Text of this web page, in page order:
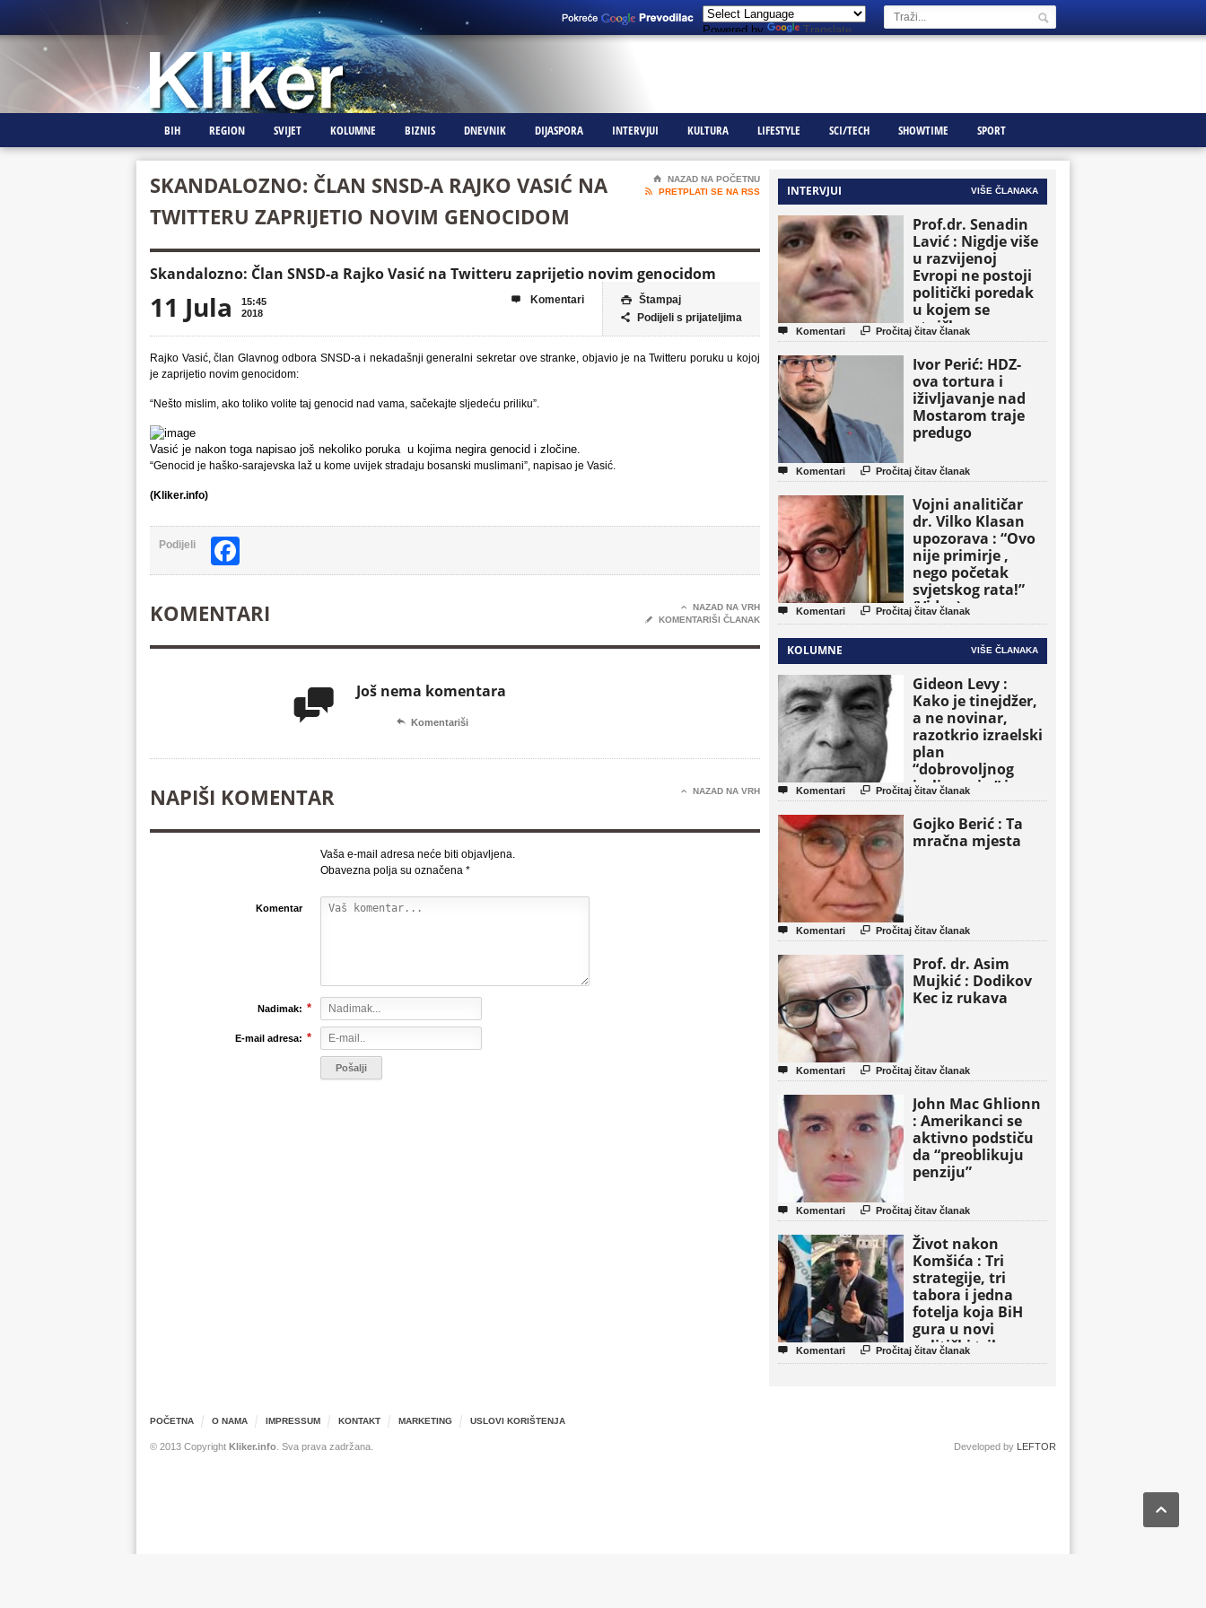
Powered by Translate
BIH REGION SVIJET KOLUMNE BIZNIS DNEVNIK DIJASPORA INTERVJUI KULTURA LIFESTYLE SCI/TECH SHOWTIME SPORT
SKANDALOZNO: ČLAN SNSD-A RAJKO VASIĆ NA
TWITTERU ZAPRIJETIO NOVIM GENOCIDOM
⌂
NAZAD NA POČETNU

PRETPLATI SE NA RSS
Skandalozno: Član SNSD-a Rajko Vasić na Twitteru zaprijetio novim genocidom
11 Jula
15:45
2018
 Štampaj
 Podijeli s prijateljima
 Komentari
Rajko Vasić, član Glavnog odbora SNSD-a i nekadašnji generalni sekretar ove stranke, objavio je na Twitteru poruku u kojoj
je zaprijetio novim genocidom:
“Nešto mislim, ako toliko volite taj genocid nad vama, sačekajte sljedeću priliku”.
Vasić je nakon toga napisao još nekoliko poruka u kojima negira genocid i zločine.
“Genocid je haško-sarajevska laž u kome uvijek stradaju bosanski muslimani”, napisao je Vasić.
(Kliker.info)
Podijeli
KOMENTARI 
NAZAD NA VRH
✎
KOMENTARIŠI ČLANAK
 Još nema komentara
 Komentariši
NAPIŠI KOMENTAR  NAZAD NA VRH
Vaša e-mail adresa neće biti objavljena.
Obavezna polja su označena *
Komentar
Nadimak: *
E-mail adresa: *
INTERVJUI VIŠE ČLANAKA
Prof.dr. Senadin
Lavić : Nigdje više
u razvijenoj
Evropi ne postoji
politički poredak
u kojem se
etničke grupe
pojavljuju kao
osnovne političke
jedinice
 Komentari  Pročitaj čitav članak
Ivor Perić: HDZ-
ova tortura i
iživljavanje nad
Mostarom traje
predugo
 Komentari  Pročitaj čitav članak
Vojni analitičar
dr. Vilko Klasan
upozorava : “Ovo
nije primirje ,
nego početak
svjetskog rata!”
(Video)
 Komentari  Pročitaj čitav članak
KOLUMNE VIŠE ČLANAKA
Gideon Levy :
Kako je tinejdžer,
a ne novinar,
razotkrio izraelski
plan
“dobrovoljnog
iseljavanja ” iz
Gaze
 Komentari  Pročitaj čitav članak
Gojko Berić : Ta
mračna mjesta
 Komentari  Pročitaj čitav članak
Prof. dr. Asim
Mujkić : Dodikov
Kec iz rukava
 Komentari  Pročitaj čitav članak
John Mac Ghlionn
: Amerikanci se
aktivno podstiču
da “preoblikuju
penziju”
 Komentari  Pročitaj čitav članak
Život nakon
Komšića : Tri
strategije, tri
tabora i jedna
fotelja koja BiH
gura u novi
politički triler
 Komentari  Pročitaj čitav članak
POČETNA O NAMA IMPRESSUM KONTAKT MARKETING USLOVI KORIŠTENJA
© 2013 Copyright Kliker.info. Sva prava zadržana. Developed by LEFTOR
